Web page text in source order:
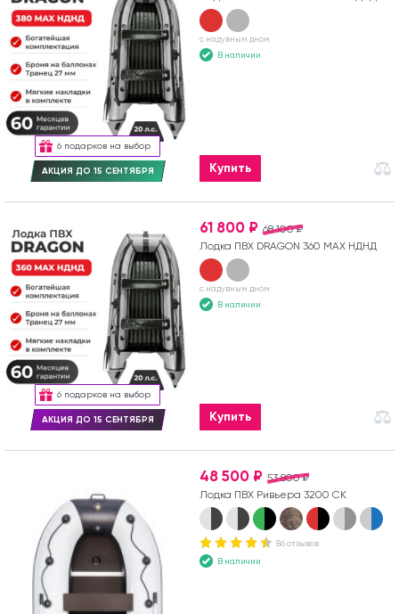
6 подарков на выбор
АКЦИЯ ДО 15 СЕНТЯБРЯ
с надувным дном
В наличии
Купить
6 подарков на выбор
АКЦИЯ ДО 15 СЕНТЯБРЯ
68 100 ₽
61 800 ₽
Лодка ПВХ DRAGON 360 MAX НДНД
с надувным дном
В наличии
Купить
53 800 ₽
48 500 ₽
Лодка ПВХ Ривьера 3200 СК
86 отзывов
В наличии